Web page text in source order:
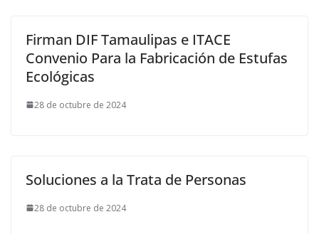
Firman DIF Tamaulipas e ITACE
Convenio Para la Fabricación de Estufas
Ecológicas
28 de octubre de 2024
Soluciones a la Trata de Personas
28 de octubre de 2024